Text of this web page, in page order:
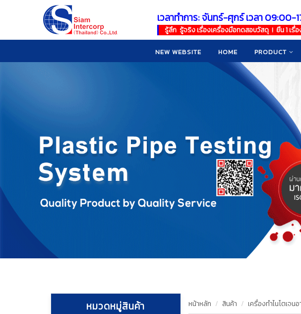
เวลาทำการ: จันทร์-ศุกร์ เวลา 09:00-
รู้ลึก รู้จริง เรื่องเครื่องมือทดสอบวัสดุ ! ยืน 1 เรื่
NEW WEBSITE HOME PRODUCT
หมวดหมู่สินค้า หน้าหลัก สินค้า เครื่องทำไนโตเ